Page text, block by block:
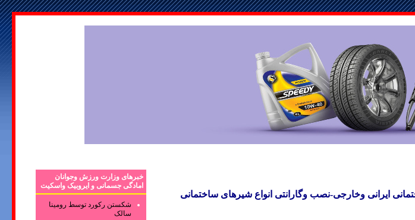
ایرانی وخارجی-نصب وگارانتی انواع شیرهای ساختمانی
خبرهای وزارت ورزش وجوانان
امادگی جسمانی و ایروبیک واسکیت
شکستن رکورد توسط رومینا
سالک